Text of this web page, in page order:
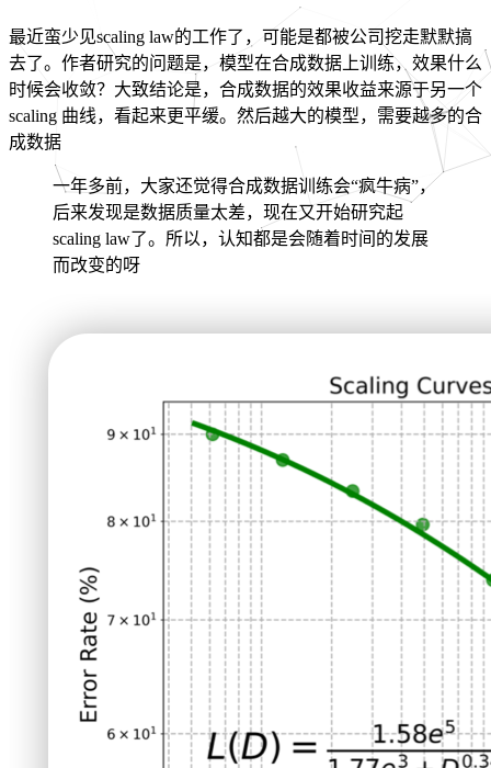
最近蛮少见scaling law的工作了，可能是都被公司挖走默默搞
去了。作者研究的问题是，模型在合成数据上训练，效果什么
时候会收敛？大致结论是，合成数据的效果收益来源于另一个
scaling 曲线，看起来更平缓。然后越大的模型，需要越多的合
成数据
一年多前，大家还觉得合成数据训练会“疯牛病”，
后来发现是数据质量太差，现在又开始研究起
scaling law了。所以，认知都是会随着时间的发展
而改变的呀